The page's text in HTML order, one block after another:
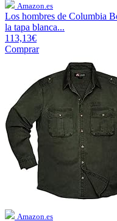
Amazon.es
Los hombres de Columbia
la tapa blanca...
113,13€
Comprar
Amazon.es